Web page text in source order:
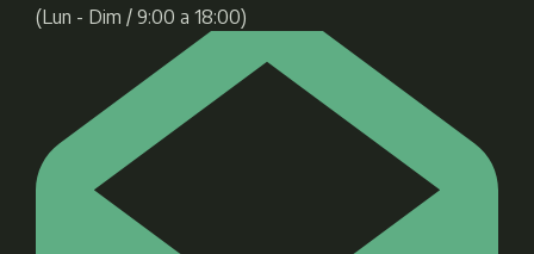
(Lun - Dim / 9:00 a 18:00)